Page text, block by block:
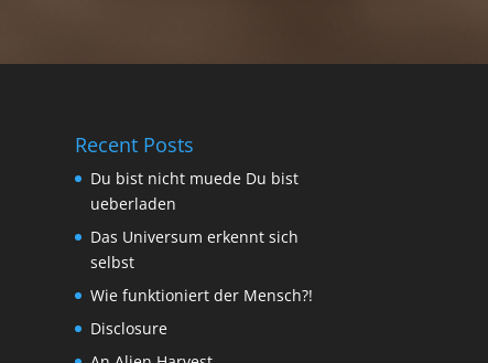
Recent Posts
Du bist nicht muede Du bist
ueberladen
Das Universum erkennt sich
selbst
Wie funktioniert der Mensch?!
Disclosure